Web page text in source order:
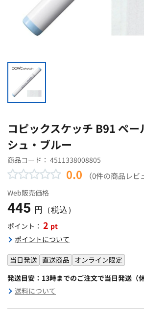
コピックスケッチ B91 ペー
シュ・ブルー
商品コード： 4511338008805
0.0 （0件の商品レビ
Web販売価格
445 円（税込）
ポイント： 2 pt
ポイントについて
当日発送 直送商品 オンライン限定
発送目安：13時までのご注文で当日発送（
送料について